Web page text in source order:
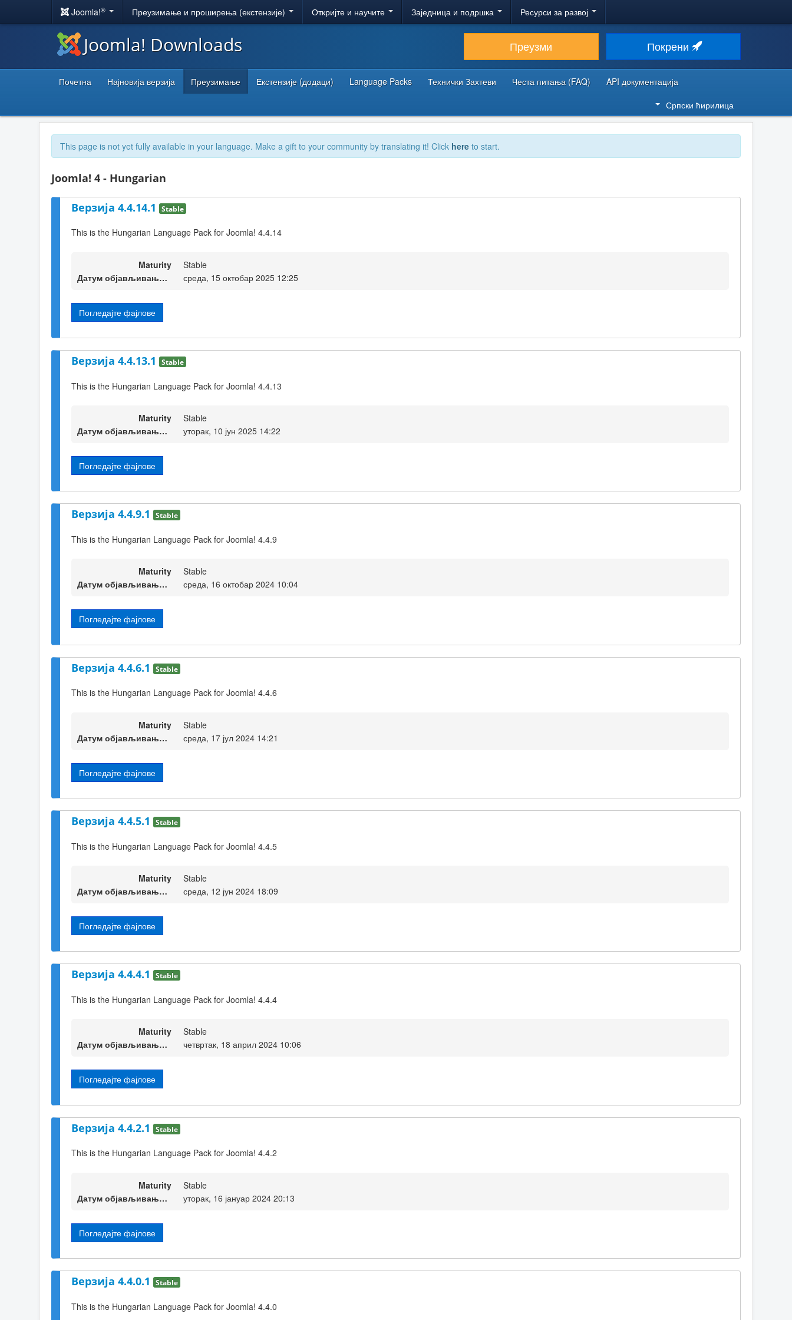
Joomla!® Преузимање и проширења (екстензије) Откријте и научите Заједница и подршка Ресурси за развој
Joomla! Downloads Преузми Покрени
Почетна Најновија верзија Преузимање Екстензије (додаци) Language Packs Технички Захтеви Честа питања (FAQ)
API документација
Српски ћирилица
This page is not yet fully available in your language. Make a gift to your community by translating it! Click here to start.
Joomla! 4 - Hungarian
Верзија 4.4.14.1 Stable
This is the Hungarian Language Pack for Joomla! 4.4.14
Maturity
Stable
Датум објављивања верзије
среда, 15 октобар 2025 12:25
Погледајте фајлове
Верзија 4.4.13.1 Stable
This is the Hungarian Language Pack for Joomla! 4.4.13
Maturity
Stable
Датум објављивања верзије
уторак, 10 јун 2025 14:22
Погледајте фајлове
Верзија 4.4.9.1 Stable
This is the Hungarian Language Pack for Joomla! 4.4.9
Maturity
Stable
Датум објављивања верзије
среда, 16 октобар 2024 10:04
Погледајте фајлове
Верзија 4.4.6.1 Stable
This is the Hungarian Language Pack for Joomla! 4.4.6
Maturity
Stable
Датум објављивања верзије
среда, 17 јул 2024 14:21
Погледајте фајлове
Верзија 4.4.5.1 Stable
This is the Hungarian Language Pack for Joomla! 4.4.5
Maturity
Stable
Датум објављивања верзије
среда, 12 јун 2024 18:09
Погледајте фајлове
Верзија 4.4.4.1 Stable
This is the Hungarian Language Pack for Joomla! 4.4.4
Maturity
Stable
Датум објављивања верзије
четвртак, 18 април 2024 10:06
Погледајте фајлове
Верзија 4.4.2.1 Stable
This is the Hungarian Language Pack for Joomla! 4.4.2
Maturity
Stable
Датум објављивања верзије
уторак, 16 јануар 2024 20:13
Погледајте фајлове
Верзија 4.4.0.1 Stable
This is the Hungarian Language Pack for Joomla! 4.4.0